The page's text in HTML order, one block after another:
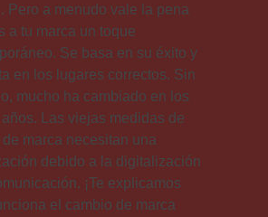
Pero a menudo vale la pena
a tu marca un toque
Se basa en su éxito y
en los lugares correctos. Sin
mucho ha cambiado en los
Las viejas medidas de
marca necesitan una
debido a la digitalización
¡Te explicamos
el cambio de marca